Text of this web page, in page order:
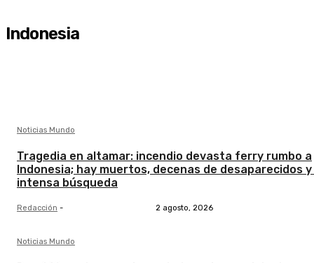
Indonesia
Noticias Mundo
Tragedia en altamar: incendio devasta ferry rumbo a
Indonesia; hay muertos, decenas de desaparecidos
intensa búsqueda
Redacción - 2 agosto, 2026
Noticias Mundo